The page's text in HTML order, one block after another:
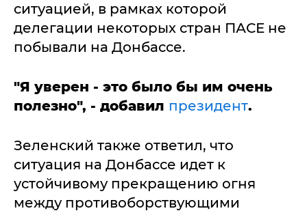
ситуацией, в рамках которой
делегации некоторых стран ПАСЕ не
побывали на Донбассе.
"Я уверен - это было бы им очень
полезно", - добавил президент.
Зеленский также ответил, что
ситуация на Донбассе идет к
устойчивому прекращению огня
между противоборствующими